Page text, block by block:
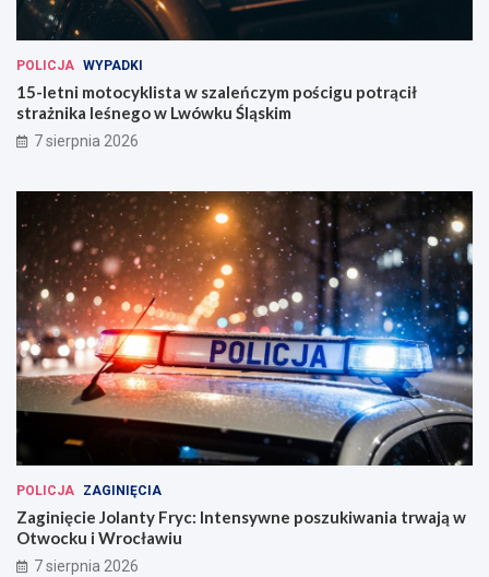
POLICJA WYPADKI
15-letni motocyklista w szaleńczym pościgu potrącił
strażnika leśnego w Lwówku Śląskim
7 sierpnia 2026
POLICJA ZAGINIĘCIA
Zaginięcie Jolanty Fryc: Intensywne poszukiwania trwają w
Otwocku i Wrocławiu
7 sierpnia 2026